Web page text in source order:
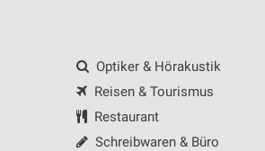
Optiker & Hörakustik
Reisen & Tourismus
Restaurant
Schreibwaren & Büro